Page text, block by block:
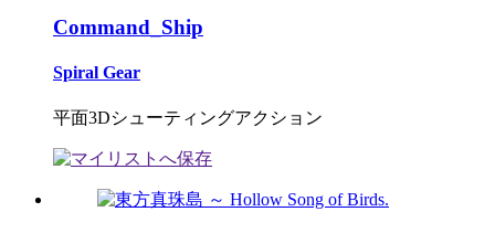
Command_Ship
Spiral Gear
平面3Dシューティングアクション